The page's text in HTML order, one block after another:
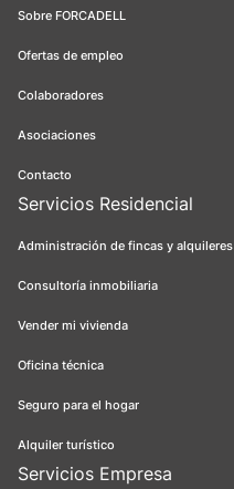
Sobre FORCADELL
Ofertas de empleo
Colaboradores
Asociaciones
Contacto
Servicios Residencial
Administración de fincas y alquileres
Consultoría inmobiliaria
Vender mi vivienda
Oficina técnica
Seguro para el hogar
Alquiler turístico
Servicios Empresa